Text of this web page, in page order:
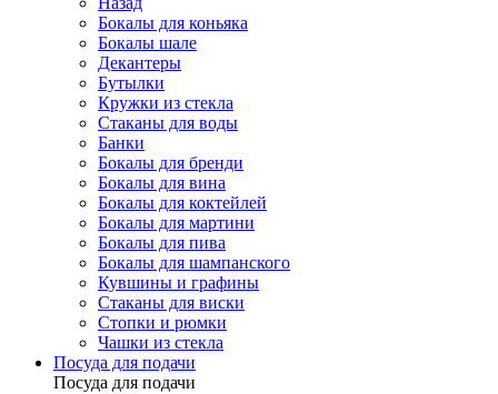
Бокалы для коньяка
Бокалы шале
Декантеры
Бутылки
Кружки из стекла
Стаканы для воды
Банки
Бокалы для бренди
Бокалы для вина
Бокалы для коктейлей
Бокалы для мартини
Бокалы для пива
Бокалы для шампанского
Кувшины и графины
Стаканы для виски
Стопки и рюмки
Чашки из стекла
Посуда для подачи
Посуда для подачи